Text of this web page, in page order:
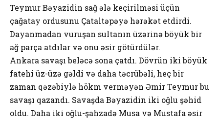
Teymur Bəyazidin sağ ələ keçirilməsi üçün
çağatay ordusunu Çataltəpəyə hərəkət etdirdi.
Dayanmadan vuruşan sultanın üzərinə böyük bir
ağ parça atdılar və onu əsir götürdülər.
Ankara savaşı beləcə sona çatdı. Dövrün iki böyük
fatehi üz-üzə gəldi və daha təcrübəli, heç bir
zaman qəzəbiylə hökm verməyən Əmir Teymur bu
savaşı qazandı. Savaşda Bəyazidin iki oğlu şəhid
oldu. Daha iki oğlu-şahzadə Musa və Mustafa əsir